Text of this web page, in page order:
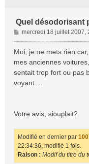
Quel désodorisant
M
e
s
g
e
mercredi 18 juillet 2007,
Moi, je ne mets rien
mes anciennes
sentait trop fort ou pas
voyant....
Votre avis, siouplait?
Modifié en dernier par
22:34:36, modifié 1 fois.
Raison : Modif du titre du